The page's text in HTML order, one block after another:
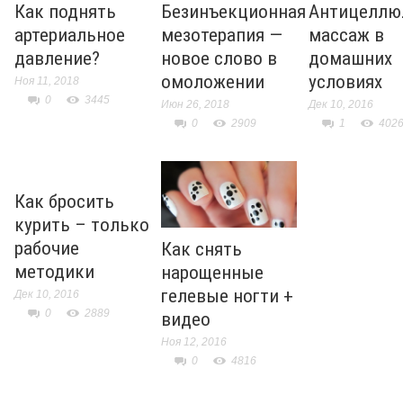
Как поднять
артериальное
давление?
Ноя 11, 2018
0
3445
Безинъекционная
мезотерапия —
новое слово в
омоложении
Июн 26, 2018
0
2909
массаж в
домашних
условиях
Дек 10, 2016
1
4026
Как бросить
курить – только
рабочие
методики
Дек 10, 2016
0
2889
Как снять
нарощенные
гелевые ногти +
видео
Ноя 12, 2016
0
4816